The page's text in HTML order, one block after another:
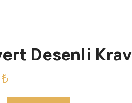
Desenli
₺